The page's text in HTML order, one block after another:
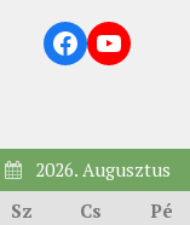
Facebook
YouTube
2026. Augusztus
Sz Cs Pé